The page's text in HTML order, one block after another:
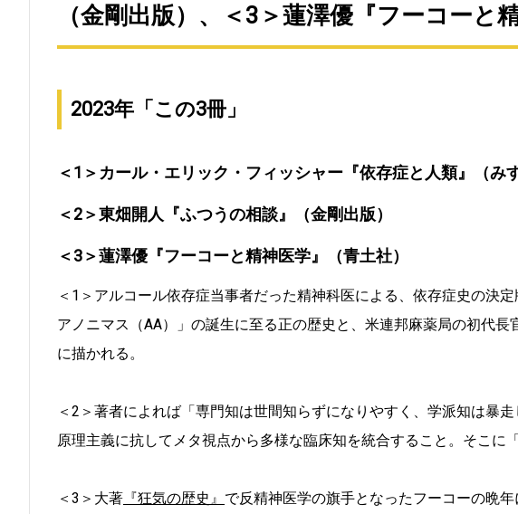
（金剛出版）、＜3＞蓮澤優『フーコーと
2023年「この3冊」
＜1＞カール・エリック・フィッシャー『依存症と人類』（み
＜2＞東畑開人『ふつうの相談』（金剛出版）
＜3＞蓮澤優『フーコーと精神医学』（青土社）
＜1＞アルコール依存症当事者だった精神科医による、依存症史の決
アノニマス（AA）」の誕生に至る正の歴史と、米連邦麻薬局の初代
に描かれる。
＜2＞著者によれば「専門知は世間知らずになりやすく、学派知は暴
原理主義に抗してメタ視点から多様な臨床知を統合すること。そこに
＜3＞大著 『狂気の歴史』 で反精神医学の旗手となったフーコーの晩